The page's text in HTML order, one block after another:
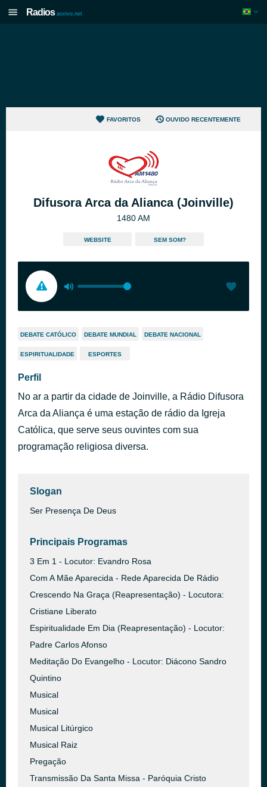
Radios aovivo.net
FAVORITOS OUVIDO RECENTEMENTE
Difusora Arca da Alianca (Joinville)
1480 AM
WEBSITE SEM SOM?
DEBATE CATÓLICO DEBATE MUNDIAL DEBATE NACIONAL
ESPIRITUALIDADE ESPORTES
Perfil
No ar a partir da cidade de Joinville, a Rádio Difusora
Arca da Aliança é uma estação de rádio da Igreja
Católica, que serve seus ouvintes com sua
programação religiosa diversa.
Slogan
Ser Presença De Deus
Principais Programas
3 Em 1 - Locutor: Evandro Rosa
Com A Mãe Aparecida - Rede Aparecida De Rádio
Crescendo Na Graça (Reapresentação) - Locutora:
Cristiane Liberato
Espiritualidade Em Dia (Reapresentação) - Locutor:
Padre Carlos Afonso
Meditação Do Evangelho - Locutor: Diácono Sandro
Quintino
Musical
Musical
Musical Litúrgico
Musical Raiz
Pregação
Transmissão Da Santa Missa - Paróquia Cristo